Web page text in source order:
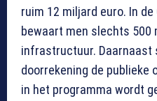
ruim 12 miljard euro. In
bewaart men slechts 500
infrastructuur. Daarnaast
doorrekening de publieke
in het programma wordt